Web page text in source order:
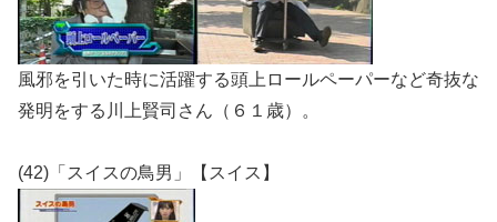
風邪を引いた時に活躍する頭上ロールペーパーなど奇抜な
発明をする川上賢司さん（６１歳）。
(42)「スイスの鳥男」【スイス】